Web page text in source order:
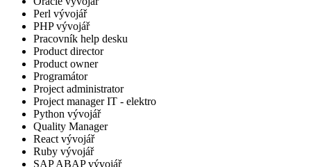
Perl vývojář
PHP vývojář
Pracovník help desku
Product director
Product owner
Programátor
Project administrator
Project manager IT - elektro
Python vývojář
Quality Manager
React vývojář
Ruby vývojář
SAP ABAP vývojář